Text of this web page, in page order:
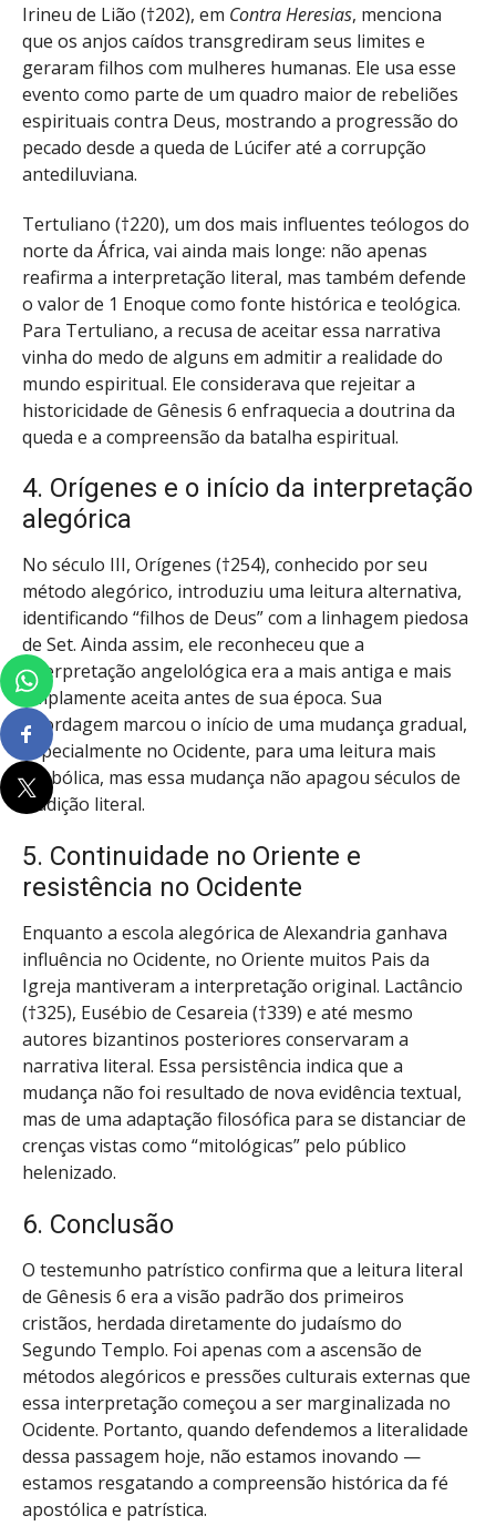
Irineu de Lião (†202), em Contra Heresias, menciona
que os anjos caídos transgrediram seus limites e
geraram filhos com mulheres humanas. Ele usa esse
evento como parte de um quadro maior de rebeliões
espirituais contra Deus, mostrando a progressão do
pecado desde a queda de Lúcifer até a corrupção
antediluviana.
Tertuliano (†220), um dos mais influentes teólogos do
norte da África, vai ainda mais longe: não apenas
reafirma a interpretação literal, mas também defende
o valor de 1 Enoque como fonte histórica e teológica.
Para Tertuliano, a recusa de aceitar essa narrativa
vinha do medo de alguns em admitir a realidade do
mundo espiritual. Ele considerava que rejeitar a
historicidade de Gênesis 6 enfraquecia a doutrina da
queda e a compreensão da batalha espiritual.
4. Orígenes e o início da interpretação
alegórica
No século III, Orígenes (†254), conhecido por seu
método alegórico, introduziu uma leitura alternativa,
identificando “filhos de Deus” com a linhagem piedosa
de Set. Ainda assim, ele reconheceu que a
interpretação angelológica era a mais antiga e mais
amplamente aceita antes de sua época. Sua
abordagem marcou o início de uma mudança gradual,
especialmente no Ocidente, para uma leitura mais
simbólica, mas essa mudança não apagou séculos de
tradição literal.
5. Continuidade no Oriente e
resistência no Ocidente
Enquanto a escola alegórica de Alexandria ganhava
influência no Ocidente, no Oriente muitos Pais da
Igreja mantiveram a interpretação original. Lactâncio
(†325), Eusébio de Cesareia (†339) e até mesmo
autores bizantinos posteriores conservaram a
narrativa literal. Essa persistência indica que a
mudança não foi resultado de nova evidência textual,
mas de uma adaptação filosófica para se distanciar de
crenças vistas como “mitológicas” pelo público
helenizado.
6. Conclusão
O testemunho patrístico confirma que a leitura literal
de Gênesis 6 era a visão padrão dos primeiros
cristãos, herdada diretamente do judaísmo do
Segundo Templo. Foi apenas com a ascensão de
métodos alegóricos e pressões culturais externas que
essa interpretação começou a ser marginalizada no
Ocidente. Portanto, quando defendemos a literalidade
dessa passagem hoje, não estamos inovando —
estamos resgatando a compreensão histórica da fé
apostólica e patrística.